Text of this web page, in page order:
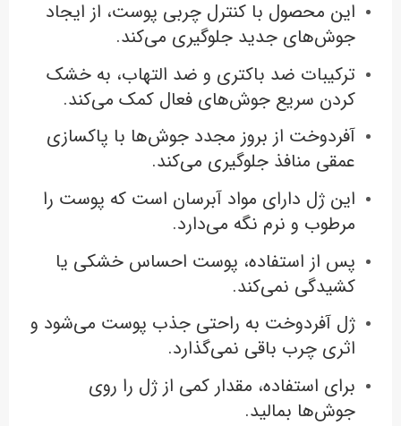
این محصول با کنترل چربی پوست، از ایجاد
جوش‌های جدید جلوگیری می‌کند.
ترکیبات ضد باکتری و ضد التهاب، به خشک
کردن سریع جوش‌های فعال کمک می‌کند.
آفردوخت از بروز مجدد جوش‌ها با پاکسازی
عمقی منافذ جلوگیری می‌کند.
این ژل دارای مواد آبرسان است که پوست را
مرطوب و نرم نگه می‌دارد.
پس از استفاده، پوست احساس خشکی یا
کشیدگی نمی‌کند.
ژل آفردوخت به راحتی جذب پوست می‌شود و
اثری چرب باقی نمی‌گذارد.
برای استفاده، مقدار کمی از ژل را روی
جوش‌ها بمالید.